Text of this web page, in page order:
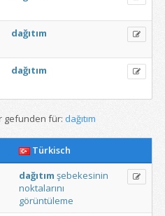
dağıtım
dağıtım
gefunden für: dağıtım
Türkisch
dağıtım şebekesinin
noktalarını
görüntüleme